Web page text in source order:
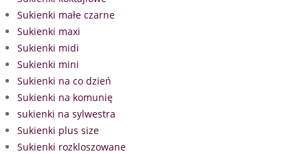
Sukienki małe czarne
Sukienki maxi
Sukienki midi
Sukienki mini
Sukienki na co dzień
Sukienki na komunię
sukienki na sylwestra
Sukienki plus size
Sukienki rozkloszowane